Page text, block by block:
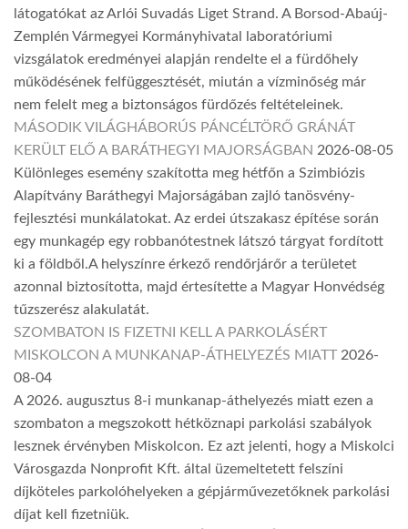
látogatókat az Arlói Suvadás Liget Strand. A Borsod-Abaúj-
Zemplén Vármegyei Kormányhivatal laboratóriumi
vizsgálatok eredményei alapján rendelte el a fürdőhely
működésének felfüggesztését, miután a vízminőség már
nem felelt meg a biztonságos fürdőzés feltételeinek.
MÁSODIK VILÁGHÁBORÚS PÁNCÉLTÖRŐ GRÁNÁT
KERÜLT ELŐ A BARÁTHEGYI MAJORSÁGBAN 2026-08-05
Különleges esemény szakította meg hétfőn a Szimbiózis
Alapítvány Baráthegyi Majorságában zajló tanösvény-
fejlesztési munkálatokat. Az erdei útszakasz építése során
egy munkagép egy robbanótestnek látszó tárgyat fordított
ki a földből.A helyszínre érkező rendőrjárőr a területet
azonnal biztosította, majd értesítette a Magyar Honvédség
tűzszerész alakulatát.
SZOMBATON IS FIZETNI KELL A PARKOLÁSÉRT
MISKOLCON A MUNKANAP-ÁTHELYEZÉS MIATT 2026-
08-04
A 2026. augusztus 8-i munkanap-áthelyezés miatt ezen a
szombaton a megszokott hétköznapi parkolási szabályok
lesznek érvényben Miskolcon. Ez azt jelenti, hogy a Miskolci
Városgazda Nonprofit Kft. által üzemeltetett felszíni
díjköteles parkolóhelyeken a gépjárművezetőknek parkolási
díjat kell fizetniük.